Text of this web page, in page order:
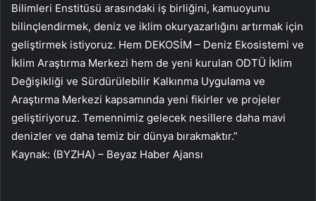
Bilimleri Enstitüsü arasındaki iş birliğini, kamuoyunu
bilinçlendirmek, deniz ve iklim okuryazarlığını artırmak için
geliştirmek istiyoruz. Hem DEKOSİM – Deniz Ekosistemi ve
İklim Araştırma Merkezi hem de yeni kurulan ODTÜ İklim
Değişikliği ve Sürdürülebilir Kalkınma Uygulama ve
Araştırma Merkezi kapsamında yeni fikirler ve projeler
geliştiriyoruz. Temennimiz gelecek nesillere daha mavi
denizler ve daha temiz bir dünya bırakmaktır.”
Kaynak: (BYZHA) – Beyaz Haber Ajansı